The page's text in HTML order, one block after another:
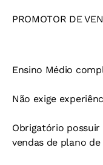
PROMOTOR DE
Ensino Médio
Não exige
Obrigatório
vendas de plano